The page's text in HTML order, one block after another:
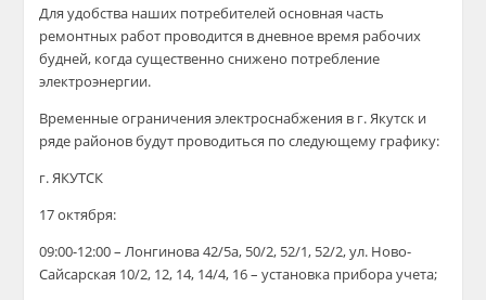
Для удобства наших потребителей основная часть
ремонтных работ проводится в дневное время рабочих
будней, когда существенно снижено потребление
электроэнергии.
Временные ограничения электроснабжения в г. Якутск и
ряде районов будут проводиться по следующему графику:
г. ЯКУТСК
17 октября:
09:00-12:00 – Лонгинова 42/5а, 50/2, 52/1, 52/2, ул. Ново-
Сайсарская 10/2, 12, 14, 14/4, 16 –установка прибора учета;